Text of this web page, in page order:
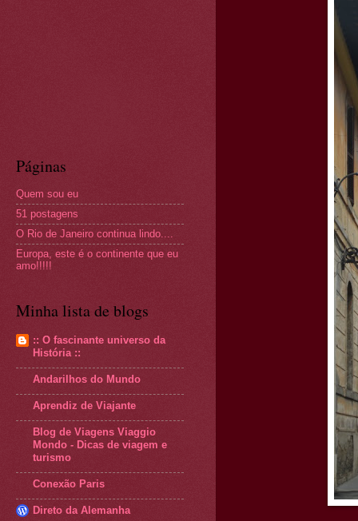
Páginas
Quem sou eu
51 postagens
O Rio de Janeiro continua lindo....
Europa, este é o continente que eu
amo!!!!!
Minha lista de blogs
:: O fascinante universo da
História ::
Andarilhos do Mundo
Aprendiz de Viajante
Blog de Viagens Viaggio
Mondo - Dicas de viagem e
turismo
Conexão Paris
Direto da Alemanha